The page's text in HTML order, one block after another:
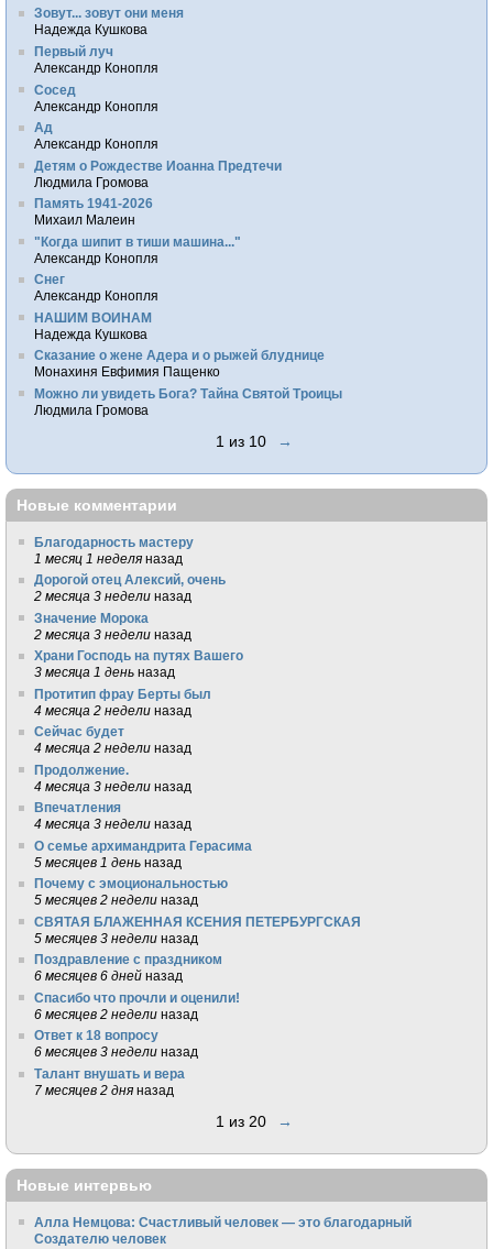
Зовут... зовут они меня
Надежда Кушкова
Первый луч
Александр Конопля
Сосед
Александр Конопля
Ад
Александр Конопля
Детям о Рождестве Иоанна Предтечи
Людмила Громова
Память 1941-2026
Михаил Малеин
"Когда шипит в тиши машина..."
Александр Конопля
Снег
Александр Конопля
НАШИМ ВОИНАМ
Надежда Кушкова
Сказание о жене Адера и о рыжей блуднице
Монахиня Евфимия Пащенко
Можно ли увидеть Бога? Тайна Святой Троицы
Людмила Громова
1 из 10 →
Новые комментарии
Благодарность мастеру
1 месяц 1 неделя назад
Дорогой отец Алексий, очень
2 месяца 3 недели назад
Значение Морока
2 месяца 3 недели назад
Храни Господь на путях Вашего
3 месяца 1 день назад
Протитип фрау Берты был
4 месяца 2 недели назад
Сейчас будет
4 месяца 2 недели назад
Продолжение.
4 месяца 3 недели назад
Впечатления
4 месяца 3 недели назад
О семье архимандрита Герасима
5 месяцев 1 день назад
Почему с эмоциональностью
5 месяцев 2 недели назад
СВЯТАЯ БЛАЖЕННАЯ КСЕНИЯ ПЕТЕРБУРГСКАЯ
5 месяцев 3 недели назад
Поздравление с праздником
6 месяцев 6 дней назад
Спасибо что прочли и оценили!
6 месяцев 2 недели назад
Ответ к 18 вопросу
6 месяцев 3 недели назад
Талант внушать и вера
7 месяцев 2 дня назад
1 из 20 →
Новые интервью
Алла Немцова: Счастливый человек — это благодарный
Создателю человек